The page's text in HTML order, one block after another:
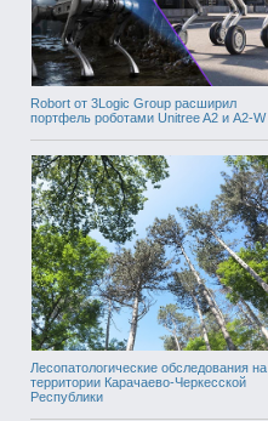
Robort от 3Logic Group расширил
портфель роботами Unitree A2 и A2-W
Лесопатологические обследования на
территории Карачаево-Черкесской
Республики